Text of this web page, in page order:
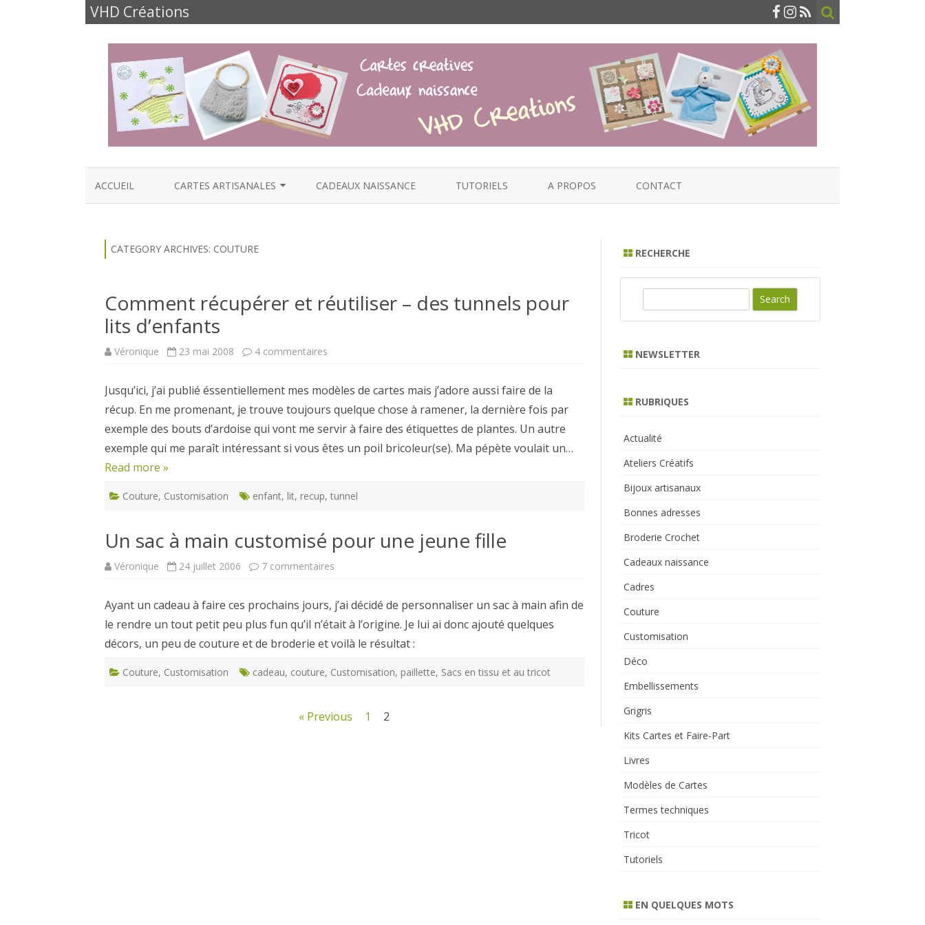
VHD Créations
to
ACCUEIL CARTES ARTISANALES
CARTES ANNIVERSAIRES
CARTES AMOUR
CARTES NOËL ET VOEUX
CADEAUX NAISSANCE TUTORIELS A PROPOS CONTACT
CATEGORY ARCHIVES: COUTURE
Comment récupérer et réutiliser – des tunnels pour
lits d’enfants
Véronique 23 mai 2008 4 commentaires
réutiliser
–
des
tunnels
pour
lits
d’enfants
Jusqu’ici, j’ai publié éssentiellement mes modèles de cartes mais j’adore aussi faire de la
récup. En me promenant, je trouve toujours quelque chose à ramener, la dernière fois par
exemple des bouts d’ardoise qui vont me servir à faire des étiquettes de plantes. Un autre
exemple qui me paraît intéressant si vous êtes un poil bricoleur(se). Ma pépète voulait un…
Read more »
Couture, Customisation enfant, lit, recup, tunnel
Un sac à main customisé pour une jeune fille
Véronique 24 juillet 2006 7 commentaires
main
customisé
pour
une
jeune
fille
Ayant un cadeau à faire ces prochains jours, j’ai décidé de personnaliser un sac à main afin de
le rendre un tout petit peu plus fun qu’il n’était à l’origine. Je lui ai donc ajouté quelques
décors, un peu de couture et de broderie et voilà le résultat :
Couture, Customisation cadeau, couture, Customisation, paillette, Sacs en tissu et au tricot
« Previous 1 2
RECHERCHE
c
NEWSLETTER
RUBRIQUES
Actualité
Ateliers Créatifs
Bijoux artisanaux
Bonnes adresses
Broderie Crochet
Cadeaux naissance
Cadres
Couture
Customisation
Déco
Embellissements
Grigris
Kits Cartes et Faire-Part
Livres
Modèles de Cartes
Termes techniques
Tricot
Tutoriels
EN QUELQUES MOTS